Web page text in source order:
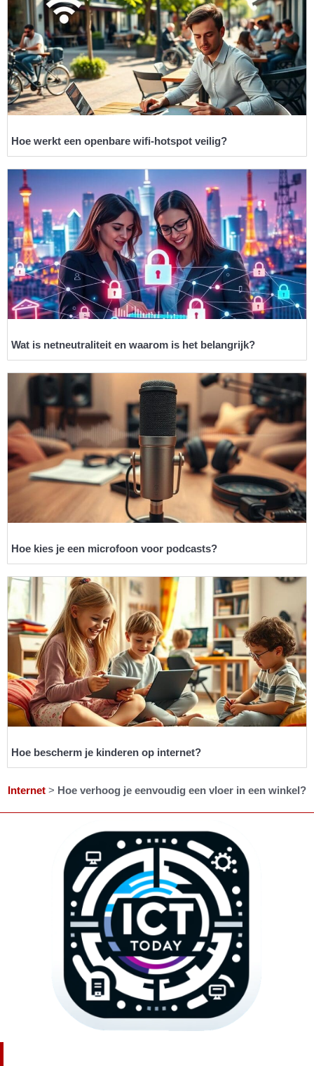
Hoe werkt een openbare wifi-hotspot veilig?
Wat is netneutraliteit en waarom is het belangrijk?
Hoe kies je een microfoon voor podcasts?
Hoe bescherm je kinderen op internet?
Internet > Hoe verhoog je eenvoudig een vloer in een winkel?